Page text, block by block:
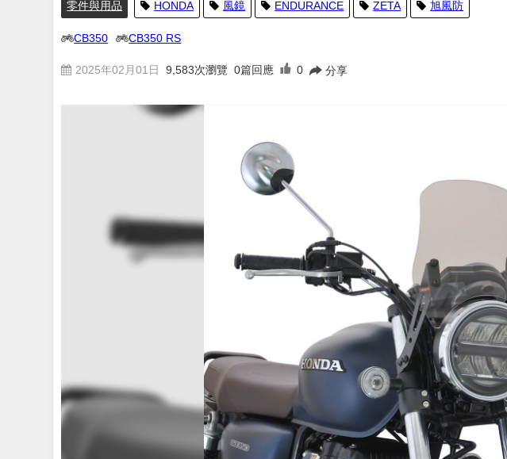
零件與用品 HONDA 風鏡 ENDURANCE ZETA 旭風防
CB350 CB350 RS
2025年02月01日 9,583次瀏覽 0篇回應 0 分享